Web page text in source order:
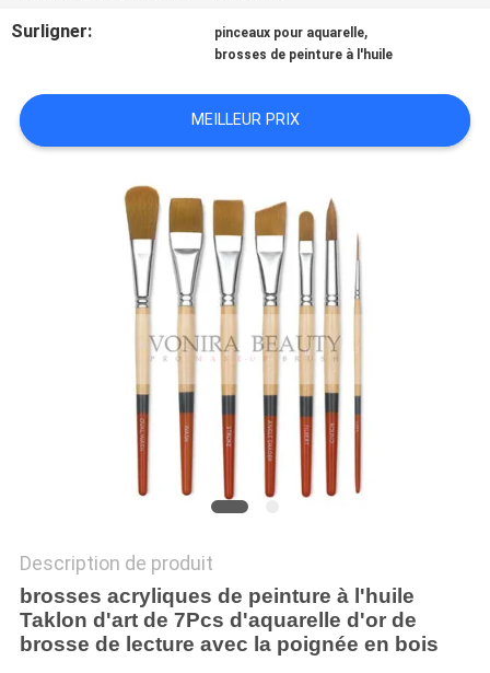
PRIVACY
Surligner:
pinceaux pour aquarelle,
brosses de peinture à l'huile
MEILLEUR PRIX
Description de produit
brosses acryliques de peinture à l'huile
Taklon d'art de 7Pcs d'aquarelle d'or de
brosse de lecture avec la poignée en bois